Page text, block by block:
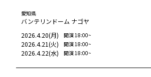
愛知県
バンテリンドーム ナゴヤ
2026.4.20(月) 開演18:00~
2026.4.21(火) 開演18:00~
2026.4.22(水) 開演18:00~